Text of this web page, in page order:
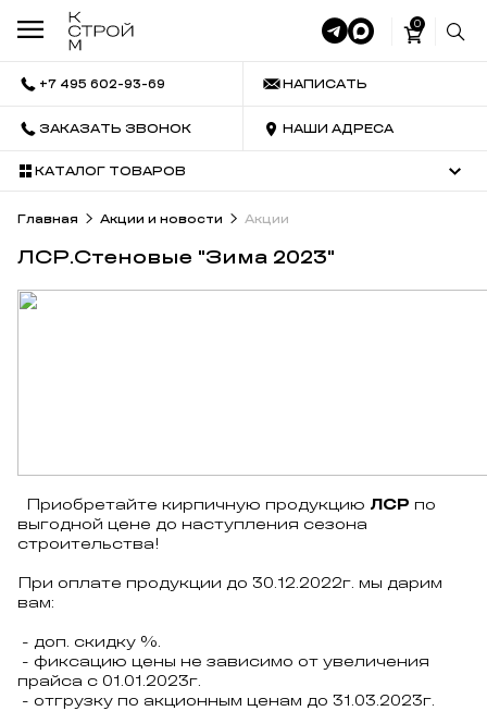
0
+7 495 602-93-69 НАПИСАТЬ
ЗАКАЗАТЬ ЗВОНОК НАШИ АДРЕСА
КАТАЛОГ ТОВАРОВ
Главная Акции и новости Акции
ЛСР.Стеновые "Зима 2023"
Приобретайте кирпичную продукцию ЛСР по
выгодной цене до наступления сезона
строительства!
При оплате продукции до 30.12.2022г. мы дарим
вам:
- доп. скидку %.
- фиксацию цены не зависимо от увеличения
прайса с 01.01.2023г.
- отгрузку по акционным ценам до 31.03.2023г.